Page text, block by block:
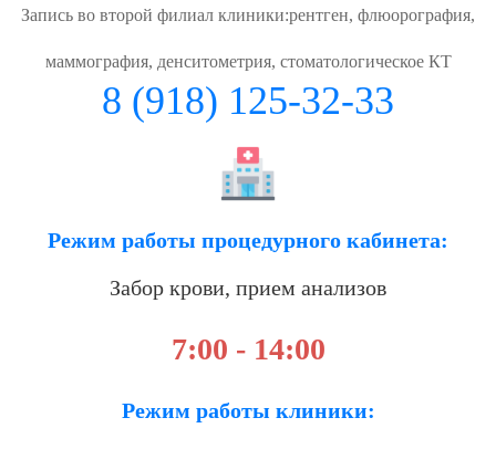
Запись во второй филиал клиники:рентген, флюорография,
маммография, денситометрия, стоматологическое КТ
8 (918) 125-32-33
Режим работы процедурного кабинета:
Забор крови, прием анализов
7:00 - 14:00
Режим работы клиники: